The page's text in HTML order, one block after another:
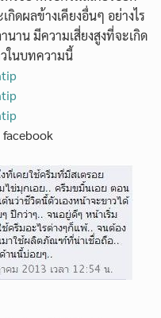
กิดผลข้างเคียงอื่นๆ อย่างไร
นาน มีความเสี่ยงสูงที่จะเกิด
ในบทความนี้